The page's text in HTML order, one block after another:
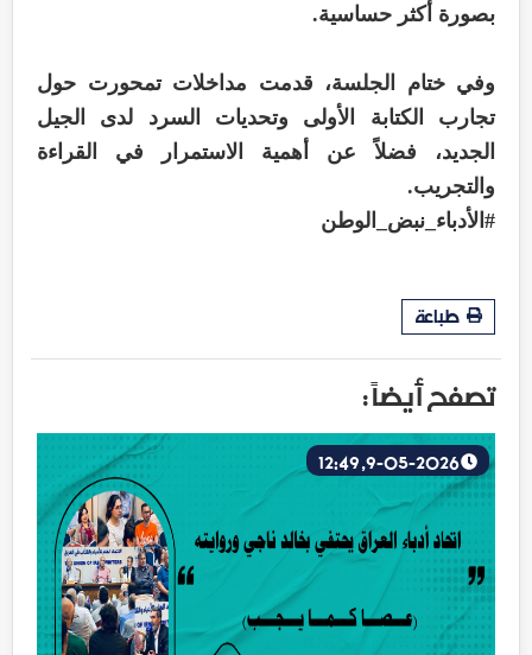
بصورة أكثر حساسية.
وفي ختام الجلسة، قدمت مداخلات تمحورت حول
تجارب الكتابة الأولى وتحديات السرد لدى الجيل
الجديد، فضلاً عن أهمية الاستمرار في القراءة
والتجريب.
#الأدباء_نبض_الوطن
طباعة
تصفح أيضاً :